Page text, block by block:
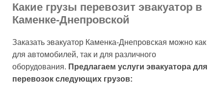
Какие грузы перевозит эвакуатор в
Каменке-Днепровской
Заказать эвакуатор Каменка-Днепровская можно как
для автомобилей, так и для различного
оборудования. Предлагаем услуги эвакуатора для
перевозок следующих грузов: